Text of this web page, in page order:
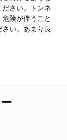
ださい。トンネ
険が伴うこと
さい。あまり長